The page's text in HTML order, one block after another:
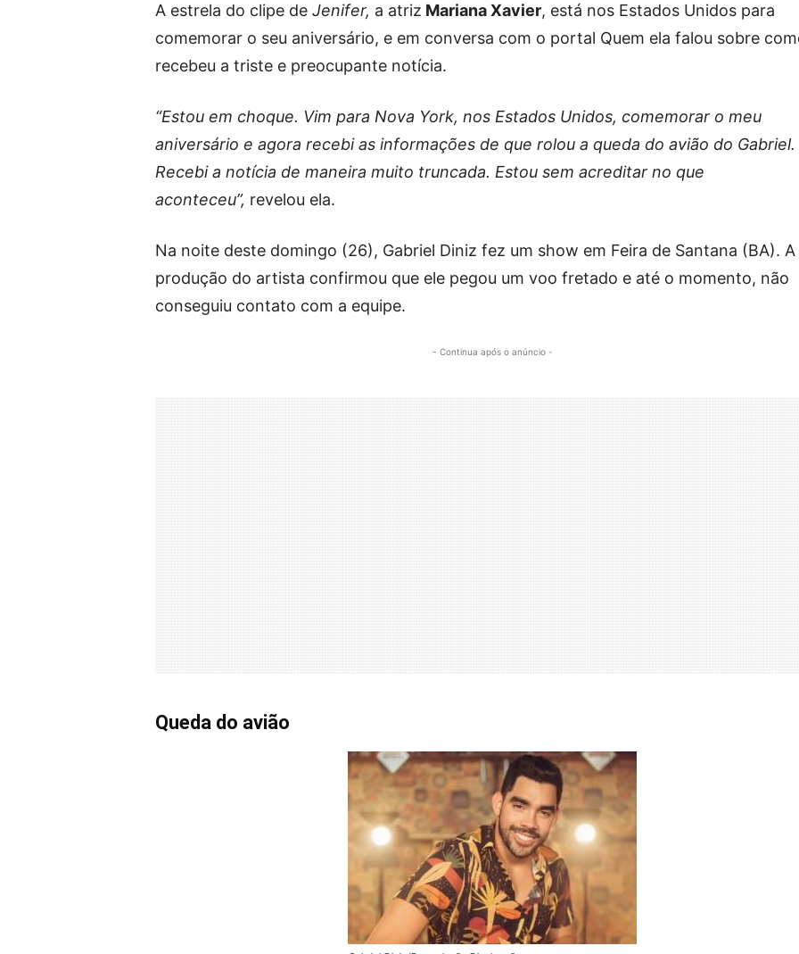
A estrela do clipe de Jenifer, a atriz Mariana Xavier, está nos Estados Unidos para
comemorar o seu aniversário, e em conversa com o portal Quem ela falou sobre
recebeu a triste e preocupante notícia.
“Estou em choque. Vim para Nova York, nos Estados Unidos, comemorar o meu
aniversário e agora recebi as informações de que rolou a queda do avião do Gabriel.
Recebi a notícia de maneira muito truncada. Estou sem acreditar no que
aconteceu”, revelou ela.
Na noite deste domingo (26), Gabriel Diniz fez um show em Feira de Santana (BA). A
produção do artista confirmou que ele pegou um voo fretado e até o momento, não
conseguiu contato com a equipe.
- Continua após o anúncio -
Queda do avião